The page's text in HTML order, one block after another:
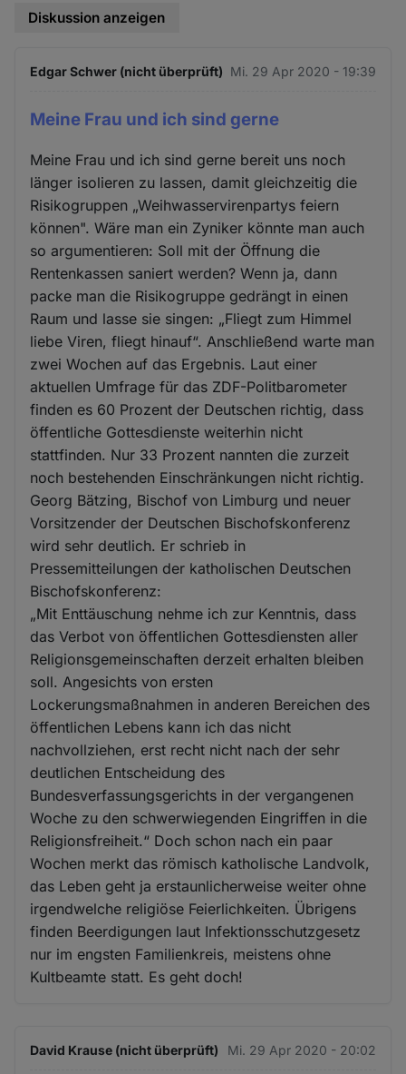
Diskussion anzeigen
Edgar Schwer (nicht überprüft) Mi. 29 Apr 2020 - 19:39
Meine Frau und ich sind gerne
Meine Frau und ich sind gerne bereit uns noch
länger isolieren zu lassen, damit gleichzeitig die
Risikogruppen „Weihwasservirenpartys feiern
können". Wäre man ein Zyniker könnte man auch
so argumentieren: Soll mit der Öffnung die
Rentenkassen saniert werden? Wenn ja, dann
packe man die Risikogruppe gedrängt in einen
Raum und lasse sie singen: „Fliegt zum Himmel
liebe Viren, fliegt hinauf“. Anschließend warte man
zwei Wochen auf das Ergebnis. Laut einer
aktuellen Umfrage für das ZDF-Politbarometer
finden es 60 Prozent der Deutschen richtig, dass
öffentliche Gottesdienste weiterhin nicht
stattfinden. Nur 33 Prozent nannten die zurzeit
noch bestehenden Einschränkungen nicht richtig.
Georg Bätzing, Bischof von Limburg und neuer
Vorsitzender der Deutschen Bischofskonferenz
wird sehr deutlich. Er schrieb in
Pressemitteilungen der katholischen Deutschen
Bischofskonferenz:
„Mit Enttäuschung nehme ich zur Kenntnis, dass
das Verbot von öffentlichen Gottesdiensten aller
Religionsgemeinschaften derzeit erhalten bleiben
soll. Angesichts von ersten
Lockerungsmaßnahmen in anderen Bereichen des
öffentlichen Lebens kann ich das nicht
nachvollziehen, erst recht nicht nach der sehr
deutlichen Entscheidung des
Bundesverfassungsgerichts in der vergangenen
Woche zu den schwerwiegenden Eingriffen in die
Religionsfreiheit.“ Doch schon nach ein paar
Wochen merkt das römisch katholische Landvolk,
das Leben geht ja erstaunlicherweise weiter ohne
irgendwelche religiöse Feierlichkeiten. Übrigens
finden Beerdigungen laut Infektionsschutzgesetz
nur im engsten Familienkreis, meistens ohne
Kultbeamte statt. Es geht doch!
David Krause (nicht überprüft) Mi. 29 Apr 2020 - 20:02